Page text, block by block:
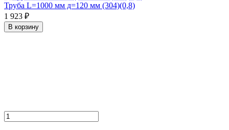
Труба L=1000 мм д=120 мм (304)(0,8)
1 923 ₽
В корзину